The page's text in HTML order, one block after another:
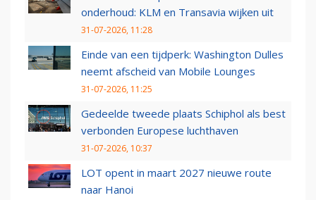
onderhoud: KLM en Transavia wijken uit
31-07-2026, 11:28
Einde van een tijdperk: Washington Dulles
neemt afscheid van Mobile Lounges
31-07-2026, 11:25
Gedeelde tweede plaats Schiphol als best
verbonden Europese luchthaven
31-07-2026, 10:37
LOT opent in maart 2027 nieuwe route
naar Hanoi